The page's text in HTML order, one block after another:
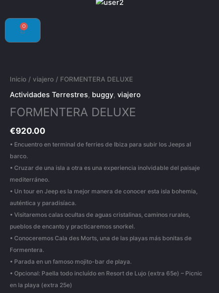
0
Carrito
Inicio / viajero / FORMENTERA DELUXE
Actividades Terrestres, buggy, viajero
FORMENTERA DELUXE
€920.00
• Encuentro en terminal de ferries de Ibiza para subir los Jeeps al
barco.
• Cruzar de una isla a otra es una experiencia inolvidable del paisaje
mediterráneo.
• Un tour en Jeep es la mejor manera de conocer esta isla bohemia,
auténtica y paradisíaca.
• Visitaremos calas ocultas de aguas cristalinas, caminos rurales,
pueblos de encanto y practicaremos snorkel.
• Conoceremos Cala des Morts, una de las playas más bonitas de
Formentera.
• Parada en un famoso mojito-bar de playa.
• Opcional: Paella todo incluído en Resort de Lujo (extra 65e) – Picnic
en la playa (extra 25e)
cantidad